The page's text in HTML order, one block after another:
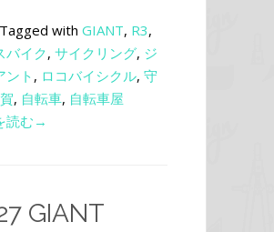
with GIANT, R3,
バイク, サイクリング, ジ
ント , ロコバイシクル, 守
, 自転車, 自転車屋
読む→
GIANT